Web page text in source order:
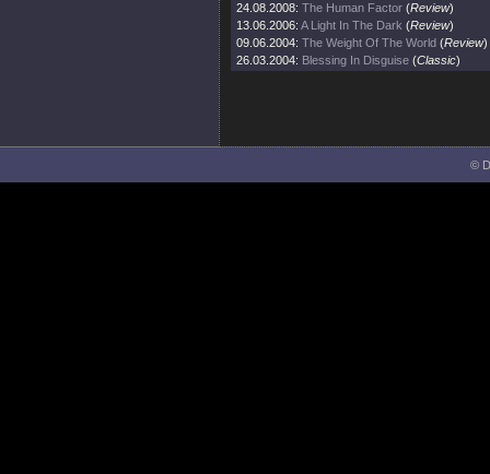
24.08.2008: The Human Factor (Review)
13.06.2006: A Light In The Dark (Review)
09.06.2004: The Weight Of The World (Review)
26.03.2004: Blessing In Disguise (Classic)
©